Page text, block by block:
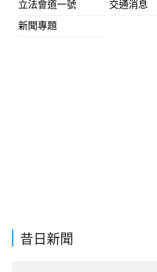
立法會道一號
交通消息
新聞專題
昔日新聞